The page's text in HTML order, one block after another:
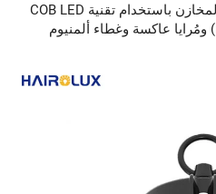
أضواء صناعية عالية الارتفاع لمخازن باستخدام تقنية COB LED
مع عدسات بلاستيكية (PC) ومُرايا عاكسة وغطاء ألمنيوم